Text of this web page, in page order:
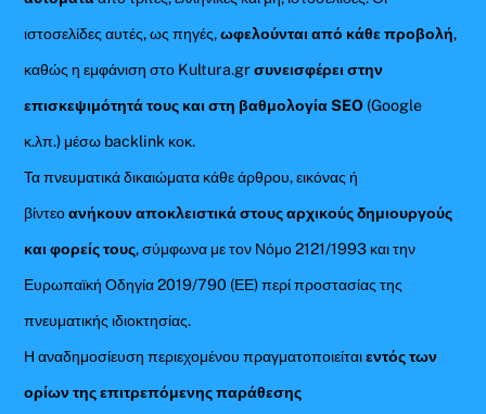
ιστοσελίδες αυτές, ως πηγές,ωφελούνται από κάθε προβολή,
καθώς η εμφάνιση στο Kultura.gr συνεισφέρει στην
επισκεψιμότητά τους και στη βαθμολογία SEO (Google
κ.λπ.) μέσω backlink κοκ.
Τα πνευματικά δικαιώματα κάθε άρθρου, εικόνας ή
βίντεοανήκουν αποκλειστικά στους αρχικούς δημιουργούς
και φορείς τους, σύμφωνα με τον Νόμο 2121/1993 και την
Ευρωπαϊκή Οδηγία 2019/790 (ΕΕ) περί προστασίας της
πνευματικής ιδιοκτησίας.
Η αναδημοσίευση περιεχομένου πραγματοποιείταιεντός των
ορίων της επιτρεπόμενης παράθεσης